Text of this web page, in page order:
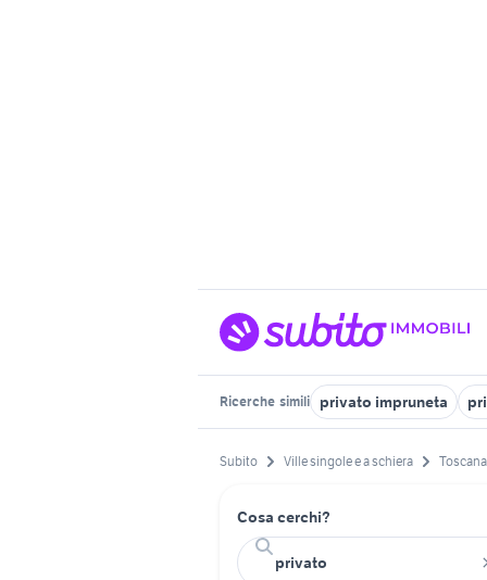
Ricerche simili privato impruneta
Subito Ville singole e a schiera Toscana
Cosa cerchi?